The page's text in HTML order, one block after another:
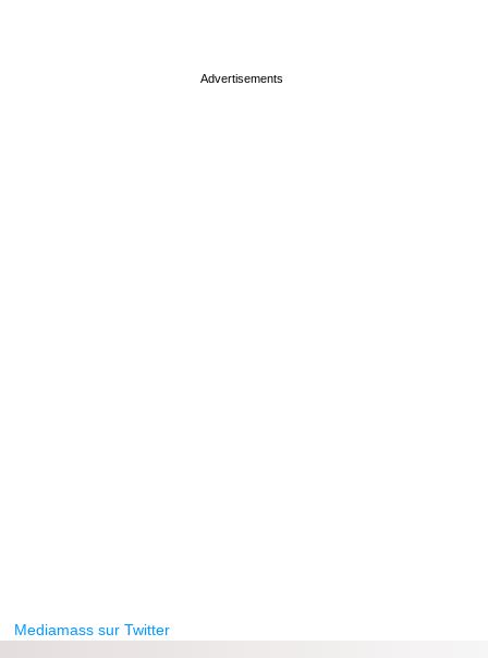
Mediamass sur Twitter